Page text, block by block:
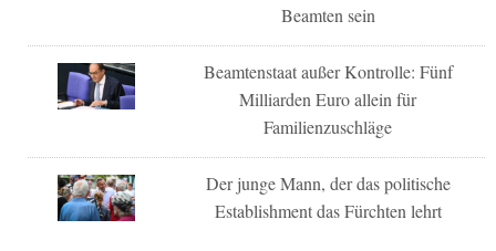
Beamten sein
Beamtenstaat außer Kontrolle: Fünf
Milliarden Euro allein für
Familienzuschläge
Der junge Mann, der das politische
Establishment das Fürchten lehrt